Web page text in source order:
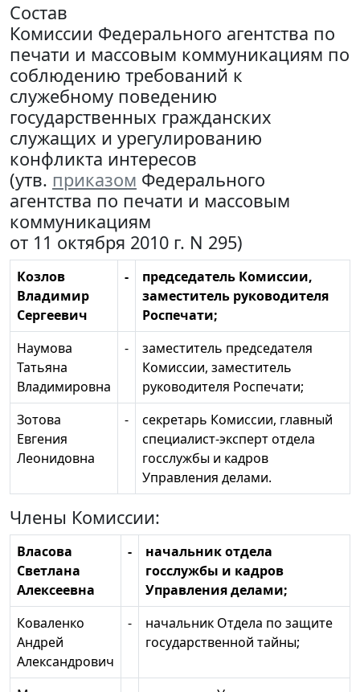
Состав
Комиссии Федерального агентства по
печати и массовым коммуникациям по
соблюдению требований к
служебному поведению
государственных гражданских
служащих и урегулированию
конфликта интересов
(утв. приказом Федерального
агентства по печати и массовым
коммуникациям
от 11 октября 2010 г. N 295)
Козлов
Владимир
Сергеевич
-
председатель Комиссии,
заместитель руководителя
Роспечати;
Наумова
Татьяна
Владимировна
-
заместитель председателя
Комиссии, заместитель
руководителя Роспечати;
Зотова
Евгения
Леонидовна
-
секретарь Комиссии, главный
специалист-эксперт отдела
госслужбы и кадров
Управления делами.
Члены Комиссии:
Власова
Светлана
Алексеевна
-
начальник отдела
госслужбы и кадров
Управления делами;
Коваленко
Андрей
Александрович
-
начальник Отдела по защите
государственной тайны;